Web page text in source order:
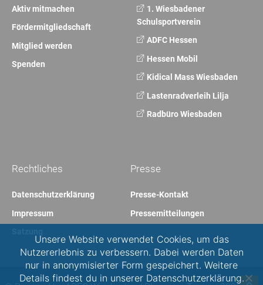
1. Wiesbadener
Schulsportverein
ADFC Hessen
Hessen Mobil
Kidical Mass Wiesbaden
Lastenradverleih Lilja
Radbüro Wiesbaden
Aktiv mitmachen
Fördermitgliedschaft
Mitglied werden
Spenden
Presse
Presse-Kontakt
Pressemitteilungen
Rechtliches
Datenschutzerklärung
Impressum
Unsere Website verwendet Cookies, um das
Nutzererlebnis zu verbessern. Dabei werden Daten
nur in anonymisierter Form gespeichert. Weitere
Details findest du in unserer Datenschutzerklärung.